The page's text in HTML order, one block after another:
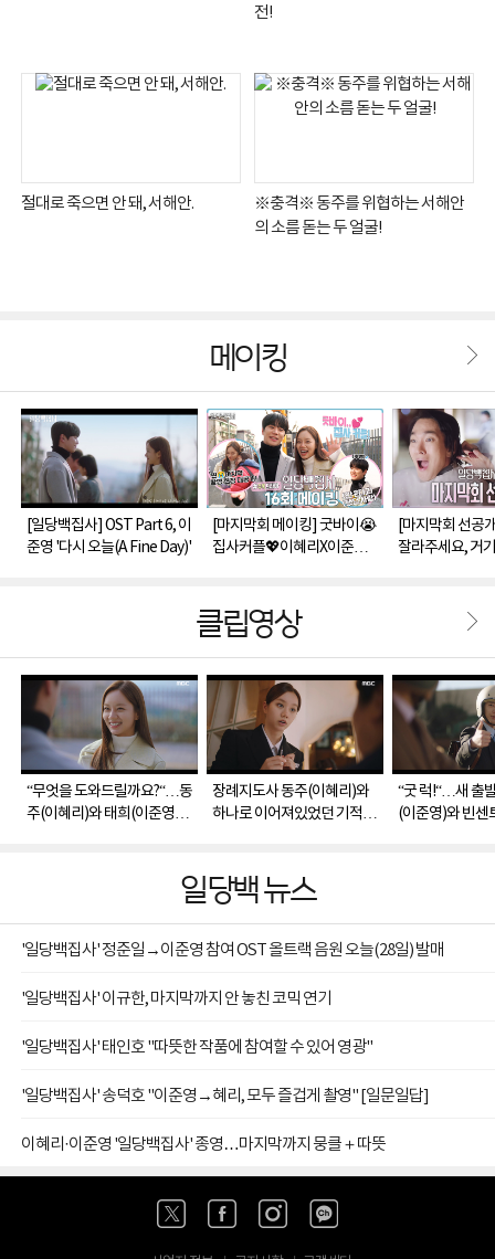
전!
절대로 죽으면 안 돼, 서해안.
※충격※ 동주를 위협하는 서해안
의 소름 돋는 두 얼굴!
메이킹
[일당백집사] OST Part 6, 이
준영 '다시 오늘(A Fine Day)'
[마지막회 메이킹] 굿바이😭
집사커플💖이혜리X이준영!
[마지막회 선공
잘라주세요, 거
클립영상
“무엇을 도와드릴까요?“…동
주(이혜리)와 태희(이준영)의
장례지도사 동주(이혜리)와
하나로 이어져있었던 기적 같
“굿 럭!“…새 출
(이준영)와 빈센
일당백 뉴스
'일당백집사' 정준일→이준영 참여 OST 올트랙 음원 오늘(28일) 발매
'일당백집사' 이규한, 마지막까지 안 놓친 코믹 연기
'일당백집사' 태인호 "따뜻한 작품에 참여할 수 있어 영광"
'일당백집사' 송덕호 "이준영→혜리, 모두 즐겁게 촬영" [일문일답]
이혜리·이준영 '일당백집사' 종영…마지막까지 뭉클＋따뜻